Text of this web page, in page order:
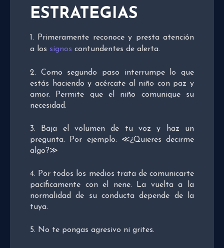
ESTRATEGIAS
1. Primeramente reconoce y presta atención
a los signos contundentes de alerta.
2. Como segundo paso interrumpe lo que
estás haciendo y acércate al niño con paz y
amor. Permite que el niño comunique su
necesidad.
3. Baja el volumen de tu voz y haz un
pregunta. Por ejemplo: ≪¿Quieres decirme
algo?≫
4. Por todos los medios trata de comunicarte
pacíficamente con el nene. La vuelta a la
normalidad de su conducta depende de la
tuya.
5. No te pongas agresivo ni grites.